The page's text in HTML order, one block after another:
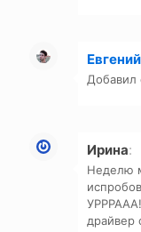
Евгений
Добавил
Ирина:
Неделю
УРРРААА!
драйвер